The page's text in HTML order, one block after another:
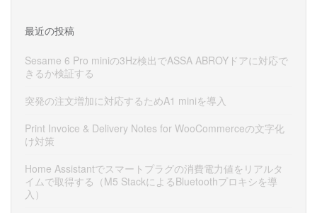
最近の投稿
Sesame 6 Pro miniの3Hz検出でASSA ABROYドアに対応で
きるか検証する
突発の注文増加に対応するためA1 miniを導入
Print Invoice & Delivery Notes for WooCommerceの文字化
け対策
Home Assistantでスマートプラグの消費電力値をリアルタ
イムで取得する（M5 StackによるBluetoothプロキシを導
入）